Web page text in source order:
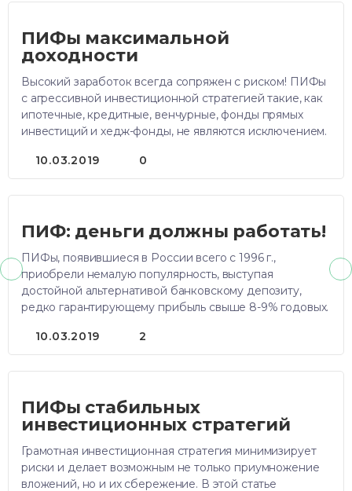
ПИФы максимальной
доходности
Высокий заработок всегда сопряжен с риском! ПИФы
с агрессивной инвестиционной стратегией такие, как
ипотечные, кредитные, венчурные, фонды прямых
инвестиций и хедж-фонды, не являются исключением.
10.03.2019 0
ПИФ: деньги должны работать!
ПИФы, появившиеся в России всего с 1996 г.,
приобрели немалую популярность, выступая
достойной альтернативой банковскому депозиту,
редко гарантирующему прибыль свыше 8-9% годовых.
10.03.2019 2
ПИФы стабильных
инвестиционных стратегий
Грамотная инвестиционная стратегия минимизирует
риски и делает возможным не только приумножение
вложений, но и их сбережение. В этой статье